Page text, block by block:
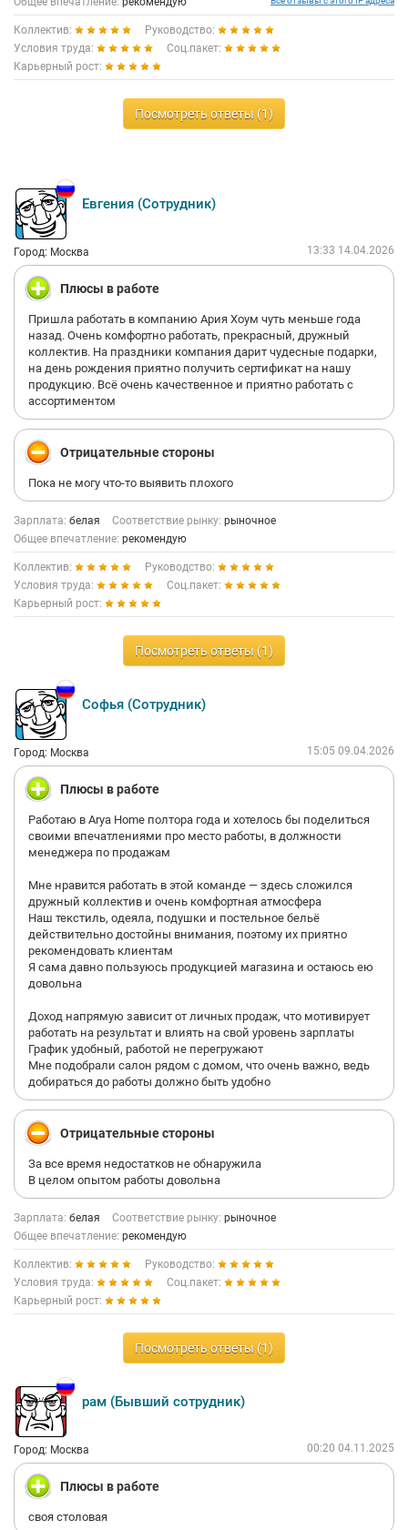
Коллектив:
Руководство:
Условия труда:
Соц.пакет:
Карьерный рост:
Посмотреть ответы (1)
Евгения (Сотрудник)
Город: Москва 13:33 14.04.2026
Плюсы в работе
Пришла работать в компанию Ария Хоум чуть меньше года
назад. Очень комфортно работать, прекрасный, дружный
коллектив. На праздники компания дарит чудесные подарки,
на день рождения приятно получить сертификат на нашу
продукцию. Всё очень качественное и приятно работать с
ассортиментом
Отрицательные стороны
Пока не могу что-то выявить плохого
Зарплата: белая Соответствие рынку: рыночное
Общее впечатление: рекомендую
Коллектив:
Руководство:
Условия труда:
Соц.пакет:
Карьерный рост:
Посмотреть ответы (1)
Софья (Сотрудник)
Город: Москва 15:05 09.04.2026
Плюсы в работе
Работаю в Arya Home полтора года и хотелось бы поделиться
своими впечатлениями про место работы, в должности
менеджера по продажам
Мне нравится работать в этой команде — здесь сложился
дружный коллектив и очень комфортная атмосфера
Наш текстиль, одеяла, подушки и постельное бельё
действительно достойны внимания, поэтому их приятно
рекомендовать клиентам
Я сама давно пользуюсь продукцией магазина и остаюсь ею
довольна
Доход напрямую зависит от личных продаж, что мотивирует
работать на результат и влиять на свой уровень зарплаты
График удобный, работой не перегружают
Мне подобрали салон рядом с домом, что очень важно, ведь
добираться до работы должно быть удобно
Отрицательные стороны
За все время недостатков не обнаружила
В целом опытом работы довольна
Зарплата: белая Соответствие рынку: рыночное
Общее впечатление: рекомендую
Коллектив:
Руководство:
Условия труда:
Соц.пакет:
Карьерный рост:
Посмотреть ответы (1)
рам (Бывший сотрудник)
Город: Москва 00:20 04.11.2025
Плюсы в работе
своя столовая